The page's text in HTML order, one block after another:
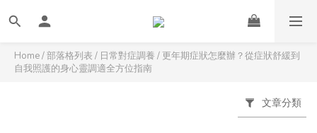
Home/部落格列表 / 日常對症調養 /更年期症狀怎麼辦？從症狀舒緩到
自我照護的身心靈調適全方位指南
文章分類